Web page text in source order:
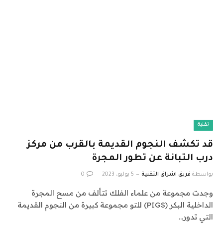
تقنية
قد تكشف النجوم القديمة بالقرب من مركز
درب التبانة عن تطور المجرة
بواسطة فريق اشراق التقنية 5 يوليو، 2023 0
وجدت مجموعة من علماء الفلك تتألف من مسح المجرة
الداخلية البكر (PIGS) للتو مجموعة كبيرة من النجوم القديمة
التي تدور…